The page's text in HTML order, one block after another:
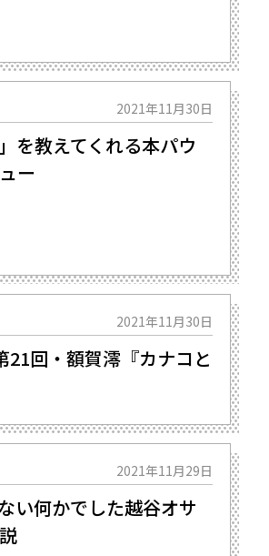
2021年11月30日
教えてくれる本――パウ
ー
2021年11月30日
回・額賀澪『カナコと
2021年11月29日
何かでした――越谷オサ